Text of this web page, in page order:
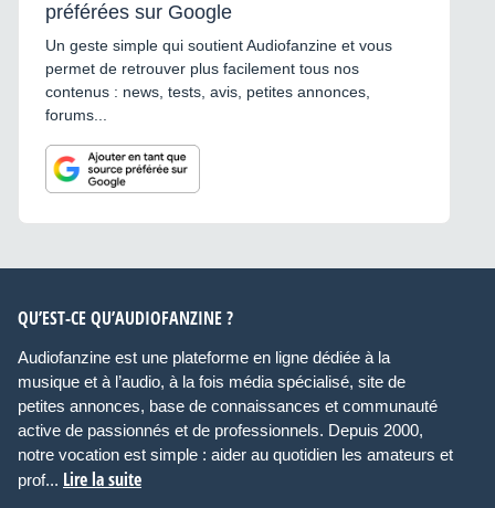
préférées sur Google
Un geste simple qui soutient Audiofanzine et vous
permet de retrouver plus facilement tous nos
contenus : news, tests, avis, petites annonces,
forums...
QU’EST-CE QU’AUDIOFANZINE ?
Audiofanzine est une plateforme en ligne dédiée à la
musique et à l’audio, à la fois média spécialisé, site de
petites annonces, base de connaissances et communauté
active de passionnés et de professionnels. Depuis 2000,
notre vocation est simple : aider au quotidien les amateurs et
prof... Lire la suite